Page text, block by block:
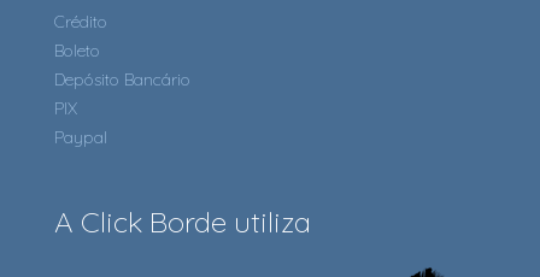
Crédito
Boleto
Depósito Bancário
PIX
Paypal
A Click Borde utiliza